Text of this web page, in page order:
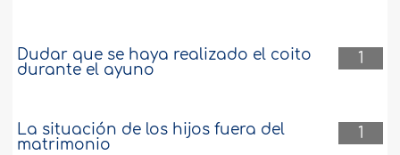
1
Dudar que se haya realizado el coito
durante el ayuno
1
La situación de los hijos fuera del
matrimonio